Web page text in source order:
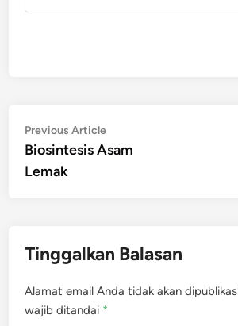
Navigasi
pos
Previous ArticlePrevious
article:
Biosintesis Asam
Lemak
Tinggalkan Balasan
Alamat email Anda tidak akan
wajib ditandai *